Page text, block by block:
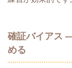
確証バイアス
める